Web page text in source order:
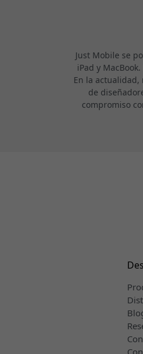
Just Mobile se
iPad y
En la
de
compromiso